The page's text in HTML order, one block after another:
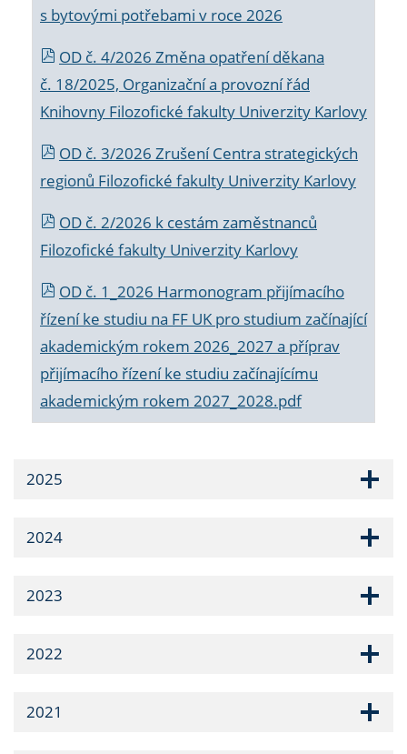
s bytovými potřebami v roce 2026
OD č. 4/2026 Změna opatření děkana
č. 18/2025, Organizační a provozní řád
Knihovny Filozofické fakulty Univerzity Karlovy
OD č. 3/2026 Zrušení Centra strategických
regionů Filozofické fakulty Univerzity Karlovy
OD č. 2/2026 k cestám zaměstnanců
Filozofické fakulty Univerzity Karlovy
OD č. 1_2026 Harmonogram přijímacího
řízení ke studiu na FF UK pro studium začínající
akademickým rokem 2026_2027 a příprav
přijímacího řízení ke studiu začínajícímu
akademickým rokem 2027_2028.pdf
2025
2024
2023
2022
2021